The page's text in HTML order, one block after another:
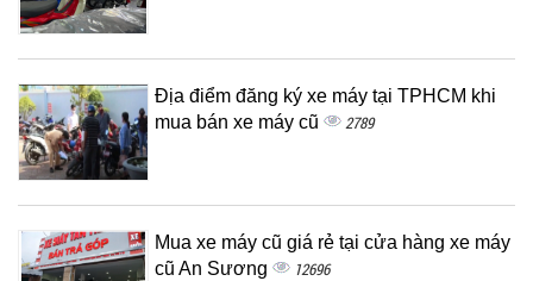
Địa điểm đăng ký xe máy tại TPHCM khi
mua bán xe máy cũ
2789
Mua xe máy cũ giá rẻ tại cửa hàng xe máy
cũ An Sương
12696